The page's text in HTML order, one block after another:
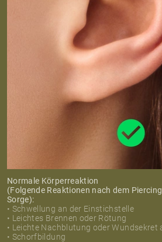
Normale Körperreaktion
(Folgende Reaktionen nach dem
Sorge):
• Schwellung an der Einstichstelle
• Leichtes Brennen oder Rötung
• Leichte Nachblutung oder Wundsekret
• Schorfbildung